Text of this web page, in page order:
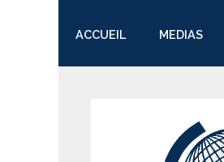
ACCUEIL MEDIAS